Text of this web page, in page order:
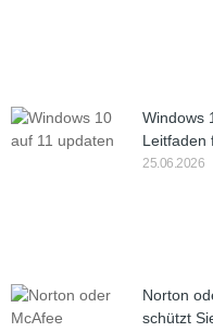
Windows
Leitfaden
25.06.2026
Norton
schützt